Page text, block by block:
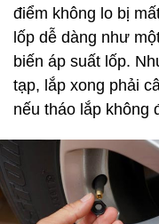
điểm không lo bị
lốp dễ dàng như
biến áp suất lốp.
tạp, lắp xong phải
nếu tháo lắp không